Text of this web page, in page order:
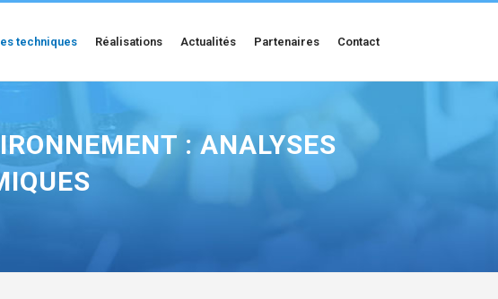
techniques Réalisations Actualités Partenaires Contact
: ANALYSES